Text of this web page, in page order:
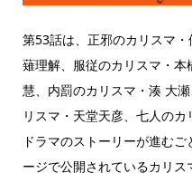
第53話は、正邪のカリスマ
薙理解、服従のカリスマ・
慧、内罰のカリスマ・湊 大
リスマ・天堂天彦、七人のカ
ドラマのストーリーが進む
ージで公開されているカリス